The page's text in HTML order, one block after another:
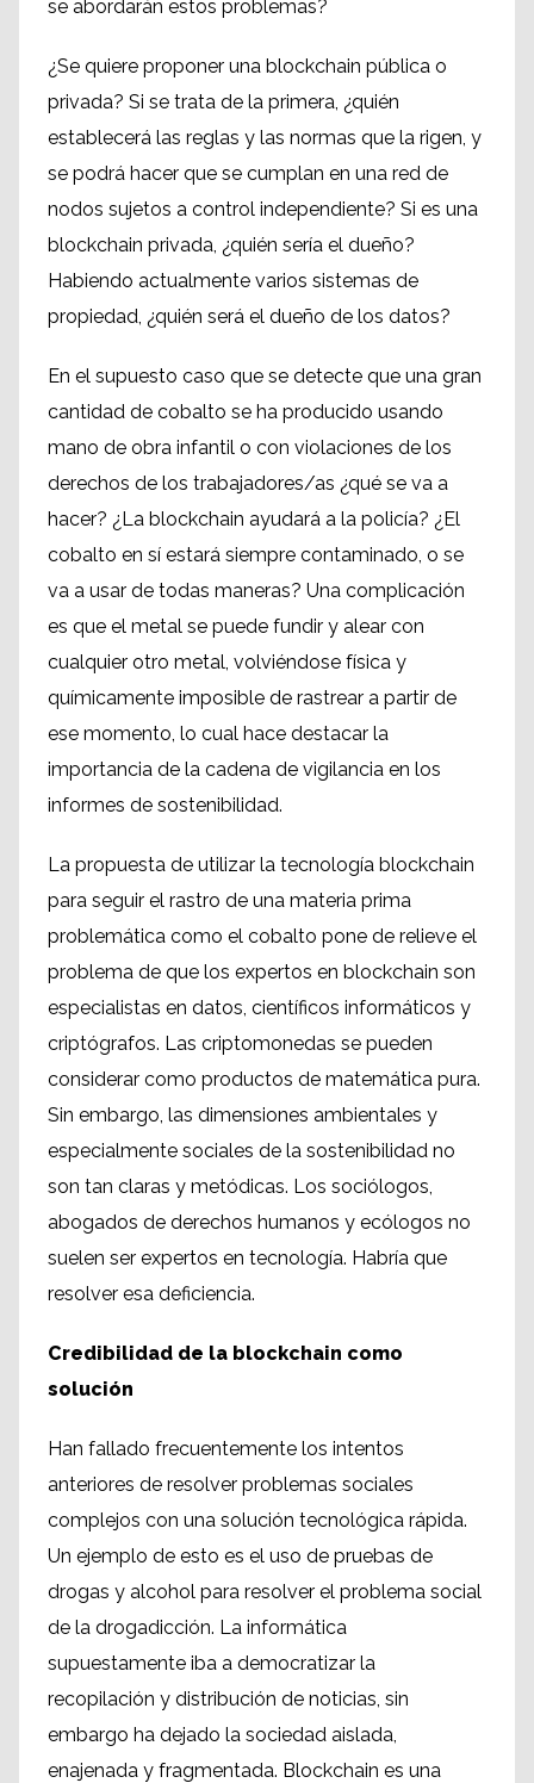
se abordarán estos problemas?
¿Se quiere proponer una blockchain pública o
privada? Si se trata de la primera, ¿quién
establecerá las reglas y las normas que la rigen, y
se podrá hacer que se cumplan en una red de
nodos sujetos a control independiente? Si es una
blockchain privada, ¿quién sería el dueño?
Habiendo actualmente varios sistemas de
propiedad, ¿quién será el dueño de los datos?
En el supuesto caso que se detecte que una gran
cantidad de cobalto se ha producido usando
mano de obra infantil o con violaciones de los
derechos de los trabajadores/as ¿qué se va a
hacer? ¿La blockchain ayudará a la policía? ¿El
cobalto en sí estará siempre contaminado, o se
va a usar de todas maneras? Una complicación
es que el metal se puede fundir y alear con
cualquier otro metal, volviéndose física y
químicamente imposible de rastrear a partir de
ese momento, lo cual hace destacar la
importancia de la cadena de vigilancia en los
informes de sostenibilidad.
La propuesta de utilizar la tecnología blockchain
para seguir el rastro de una materia prima
problemática como el cobalto pone de relieve el
problema de que los expertos en blockchain son
especialistas en datos, científicos informáticos y
criptógrafos. Las criptomonedas se pueden
considerar como productos de matemática pura.
Sin embargo, las dimensiones ambientales y
especialmente sociales de la sostenibilidad no
son tan claras y metódicas. Los sociólogos,
abogados de derechos humanos y ecólogos no
suelen ser expertos en tecnología. Habría que
resolver esa deficiencia.
Credibilidad de la blockchain como
solución
Han fallado frecuentemente los intentos
anteriores de resolver problemas sociales
complejos con una solución tecnológica rápida.
Un ejemplo de esto es el uso de pruebas de
drogas y alcohol para resolver el problema social
de la drogadicción. La informática
supuestamente iba a democratizar la
recopilación y distribución de noticias, sin
embargo ha dejado la sociedad aislada,
enajenada y fragmentada. Blockchain es una